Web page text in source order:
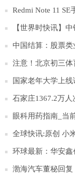
Redmi Note 11
观点
【世界时快讯】
中国结算：股票
滚动
注意！北京初三
国家老年大学上
息
石家庄1367.2万
环球精选
眼科用药指南_当
全球快讯:原创 小
布
环球最新：华安
渤海汽车董秘回复